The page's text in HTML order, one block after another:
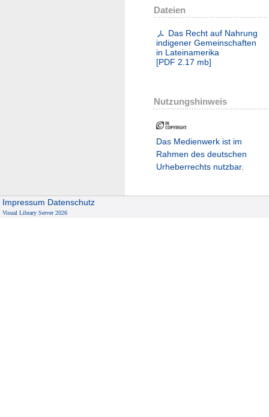
Dateien
Das Recht auf Nahrung
indigener Gemeinschaften
in Lateinamerika
[PDF 2.17 mb]
Nutzungshinweis
Das Medienwerk ist im
Rahmen des deutschen
Urheberrechts nutzbar.
Impressum Datenschutz
Visual Library Server 2026